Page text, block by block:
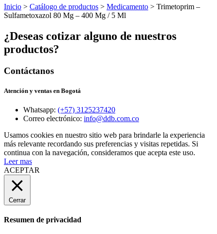
Inicio > Catálogo de productos > Medicamento > Trimetoprim –
Sulfametoxazol 80 Mg – 400 Mg / 5 Ml
¿Deseas cotizar alguno de nuestros
productos?
Contáctanos
Atención y ventas en Bogotá
Whatsapp: (+57) 3125237420
Correo electrónico: info@ddb.com.co
Usamos cookies en nuestro sitio web para brindarle la experiencia
más relevante recordando sus preferencias y visitas repetidas. Si
continua con la navegación, consideramos que acepta este uso.
Leer mas
ACEPTAR
Cerrar
Resumen de privacidad